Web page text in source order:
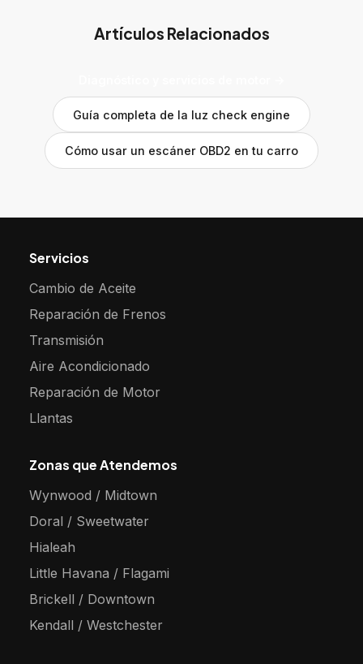
Artículos Relacionados
Guía completa de la luz check engine
Cómo usar un escáner OBD2 en tu carro
Servicios
Cambio de Aceite
Reparación de Frenos
Transmisión
Aire Acondicionado
Reparación de Motor
Llantas
Zonas que Atendemos
Wynwood / Midtown
Doral / Sweetwater
Hialeah
Little Havana / Flagami
Brickell / Downtown
Kendall / Westchester